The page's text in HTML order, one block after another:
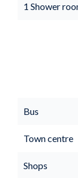
1 Shower
Bus
Town centre
Shops